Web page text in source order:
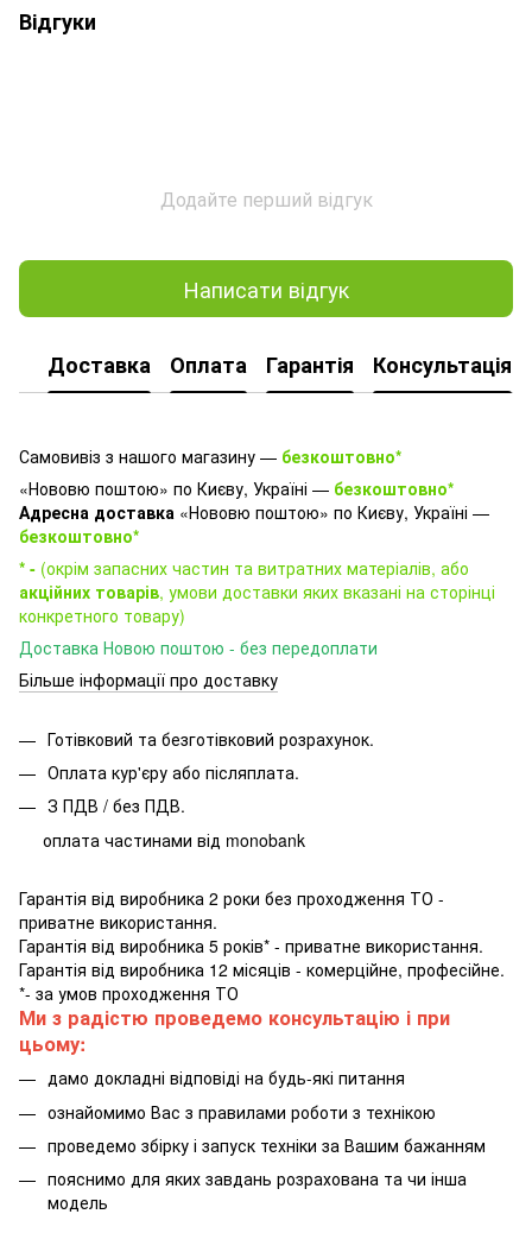
Відгуки
Додайте перший відгук
Написати відгук
Доставка Оплата Гарантія Консультація
Самовивіз з нашого магазину — безкоштовно*
«Нововю поштою» по Києву, Україні — безкоштовно*
Адресна доставка «Нововю поштою» по Києву, Україні —
безкоштовно*
* - (окрім запасних частин та витратних матеріалів, або
акційних товарів, умови доставки яких вказані на сторінці
конкретного товару)
Доставка Новою поштою - без передоплати
Більше інформації про доставку
Готівковий та безготівковий розрахунок.
Оплата кур'єру або післяплата.
З ПДВ / без ПДВ.
оплата частинами від monobank
Гарантія від виробника 2 роки без проходження ТО -
приватне використання.
Гарантія від виробника 5 років* - приватне використання.
Гарантія від виробника 12 місяців - комерційне, професійне.
*- за умов проходження ТО
Ми з радістю проведемо консультацію і при
цьому:
дамо докладні відповіді на будь-які питання
ознайомимо Вас з правилами роботи з технікою
проведемо збірку і запуск техніки за Вашим бажанням
пояснимо для яких завдань розрахована та чи інша
модель